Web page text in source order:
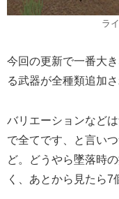
ラ
今回の更新で一番大
る武器が全種類追加さ
バリエーションなど
で全てです、と言い
ど。どうやら墜落時
く、あとから見たら7